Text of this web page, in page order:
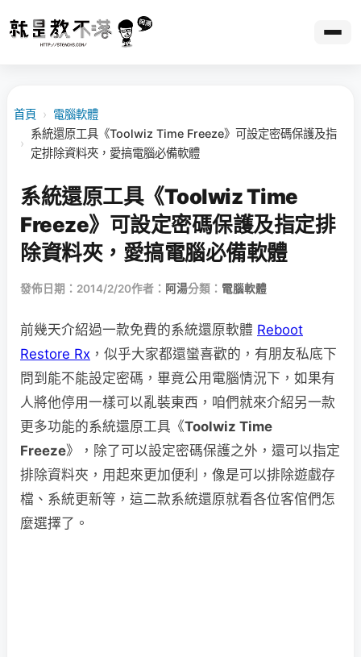
首頁 › 電腦軟體
›
系統還原工具《Toolwiz Time Freeze》可設定密碼保護及指
定排除資料夾，愛搞電腦必備軟體
系統還原工具《Toolwiz Time
Freeze》可設定密碼保護及指定排
除資料夾，愛搞電腦必備軟體
發佈日期：2014/2/20作者： 阿湯分類： 電腦軟體
前幾天介紹過一款免費的系統還原軟體 Reboot
Restore Rx ，似乎大家都還蠻喜歡的，有朋友私底下
問到能不能設定密碼，畢竟公用電腦情況下，如果有
人將他停用一樣可以亂裝東西，咱們就來介紹另一款
更多功能的系統還原工具《Toolwiz Time
Freeze》，除了可以設定密碼保護之外，還可以指定
排除資料夾，用起來更加便利，像是可以排除遊戲存
檔、系統更新等，這二款系統還原就看各位客倌們怎
麼選擇了。